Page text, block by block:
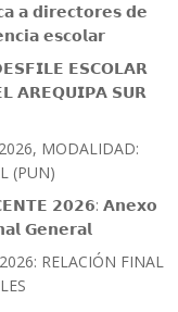
𝗮 𝗱𝗶𝗿𝗲𝗰𝘁𝗼𝗿𝗲𝘀 𝗱𝗲
𝗲𝘀𝗰𝗼𝗹𝗮𝗿
𝗘𝗦𝗖𝗢𝗟𝗔𝗥
𝗔𝗥𝗘𝗤𝗨𝗜𝗣𝗔 𝗦𝗨𝗥
MODALIDAD:
(PUN)
𝟮𝟬𝟮𝟲: 𝗔𝗻𝗲𝘅𝗼
𝗚𝗲𝗻𝗲𝗿𝗮𝗹
RELACIÓN FINAL